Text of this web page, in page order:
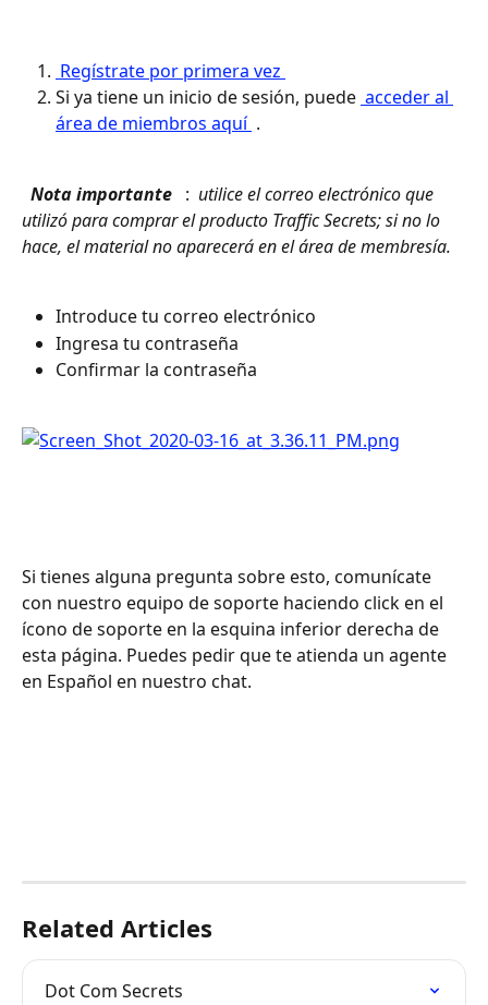
Regístrate por primera vez
Si ya tiene un inicio de sesión, puede acceder al
área de miembros aquí .
Nota importante : utilice el correo electrónico que
utilizó para comprar el producto Traffic Secrets; si no lo
hace, el material no aparecerá en el área de membresía.
Introduce tu correo electrónico
Ingresa tu contraseña
Confirmar la contraseña
Si tienes alguna pregunta sobre esto, comunícate
con nuestro equipo de soporte haciendo click en el
ícono de soporte en la esquina inferior derecha de
esta página. Puedes pedir que te atienda un agente
en Español en nuestro chat.
Related Articles
Dot Com Secrets